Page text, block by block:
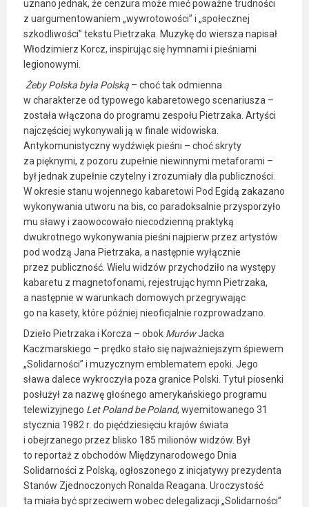
uznano jednak, że cenzura może mieć poważne trudności
z uargumentowaniem „wywrotowości” i „społecznej
szkodliwości” tekstu Pietrzaka. Muzykę do wiersza napisał
Włodzimierz Korcz, inspirując się hymnami i pieśniami
legionowymi.
Żeby Polska była Polską – choć tak odmienna
w charakterze od typowego kabaretowego scenariusza –
została włączona do programu zespołu Pietrzaka. Artyści
najczęściej wykonywali ją w finale widowiska.
Antykomunistyczny wydźwięk pieśni – choć skryty
za pięknymi, z pozoru zupełnie niewinnymi metaforami –
był jednak zupełnie czytelny i zrozumiały dla publiczności.
W okresie stanu wojennego kabaretowi Pod Egidą zakazano
wykonywania utworu na bis, co paradoksalnie przysporzyło
mu sławy i zaowocowało niecodzienną praktyką
dwukrotnego wykonywania pieśni najpierw przez artystów
pod wodzą Jana Pietrzaka, a następnie wyłącznie
przez publiczność. Wielu widzów przychodziło na występy
kabaretu z magnetofonami, rejestrując hymn Pietrzaka,
a następnie w warunkach domowych przegrywając
go na kasety, które później nieoficjalnie rozprowadzano.
Dzieło Pietrzaka i Korcza – obok MurówJacka
Kaczmarskiego – prędko stało się najważniejszym śpiewem
„Solidarności” i muzycznym emblematem epoki. Jego
sława dalece wykroczyła poza granice Polski. Tytuł piosenki
posłużył za nazwę głośnego amerykańskiego programu
telewizyjnego Let Poland be Poland, wyemitowanego 31
stycznia 1982 r. do pięćdziesięciu krajów świata
i obejrzanego przez blisko 185 milionów widzów. Był
to reportaż z obchodów Międzynarodowego Dnia
Solidarności z Polską, ogłoszonego z inicjatywy prezydenta
Stanów Zjednoczonych Ronalda Reagana. Uroczystość
ta miała być sprzeciwem wobec delegalizacji „Solidarności”